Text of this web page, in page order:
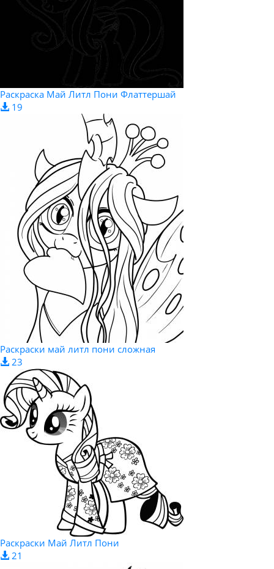
Раскраска Май Литл Пони Флаттершай
19
Раскраски май литл пони сложная
23
Раскраски Май Литл Пони
21